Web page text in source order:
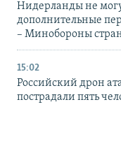
Нидерланды не
дополнительные
– Минобороны
15:02
Российский дрон
пострадали пять